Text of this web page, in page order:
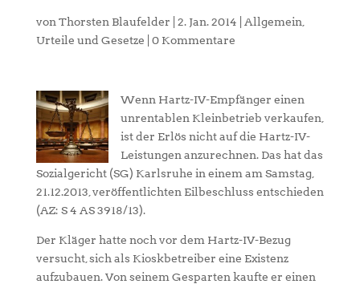
von Thorsten Blaufelder 2. Jan. 2014 Allgemein
Urteile und Gesetze
0 Kommentare
Wenn Hartz-IV-Empfänger einen
unrentablen Kleinbetrieb verkaufen,
ist der Erlös nicht auf die Hartz-IV-
Leistungen anzurechnen. Das hat das
Sozialgericht (SG) Karlsruhe in einem am Samstag,
21.12.2013, veröffentlichten Eilbeschluss entschieden
(AZ: S 4 AS 3918/13).
Der Kläger hatte noch vor dem Hartz-IV-Bezug
versucht, sich als Kioskbetreiber eine Existenz
aufzubauen. Von seinem Gesparten kaufte er einen